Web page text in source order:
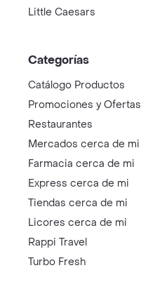
Little Caesars
Categorías
Catálogo Productos
Promociones y Ofertas
Restaurantes
Mercados cerca de mi
Farmacia cerca de mi
Express cerca de mi
Tiendas cerca de mi
Licores cerca de mi
Rappi Travel
Turbo Fresh